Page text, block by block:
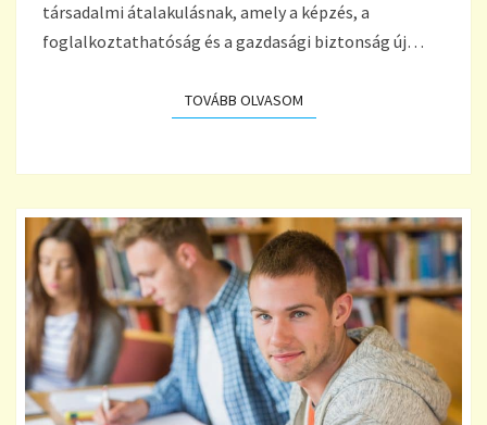
társadalmi átalakulásnak, amely a képzés, a
foglalkoztathatóság és a gazdasági biztonság új…
TOVÁBB OLVASOMTOVÁBB OLVASOM